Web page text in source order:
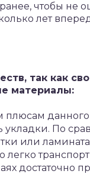
чтобы не
лет
так как
материалы:
укладки. По
или
легко
достаточно